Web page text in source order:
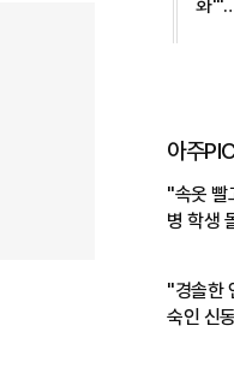
화
아주
"속옷 빨
병 학생
"경솔한
숙인 신